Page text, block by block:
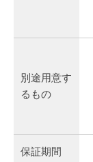
別途用意す
るもの
保証期間